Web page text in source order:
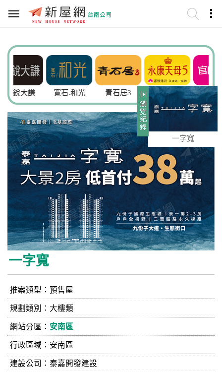
一字寬
寬石.和光 青石居3 永康天母5 官田樂透5
一字寬
推案類型：預售屋
規劃類別：大樓類
網站分區： 安南區
行政區域：安南區
建設公司： 泰嘉開發建設